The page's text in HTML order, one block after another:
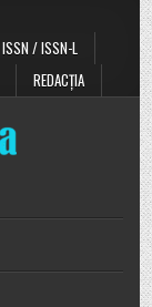
ISSN / ISSN-L
REDACȚIA